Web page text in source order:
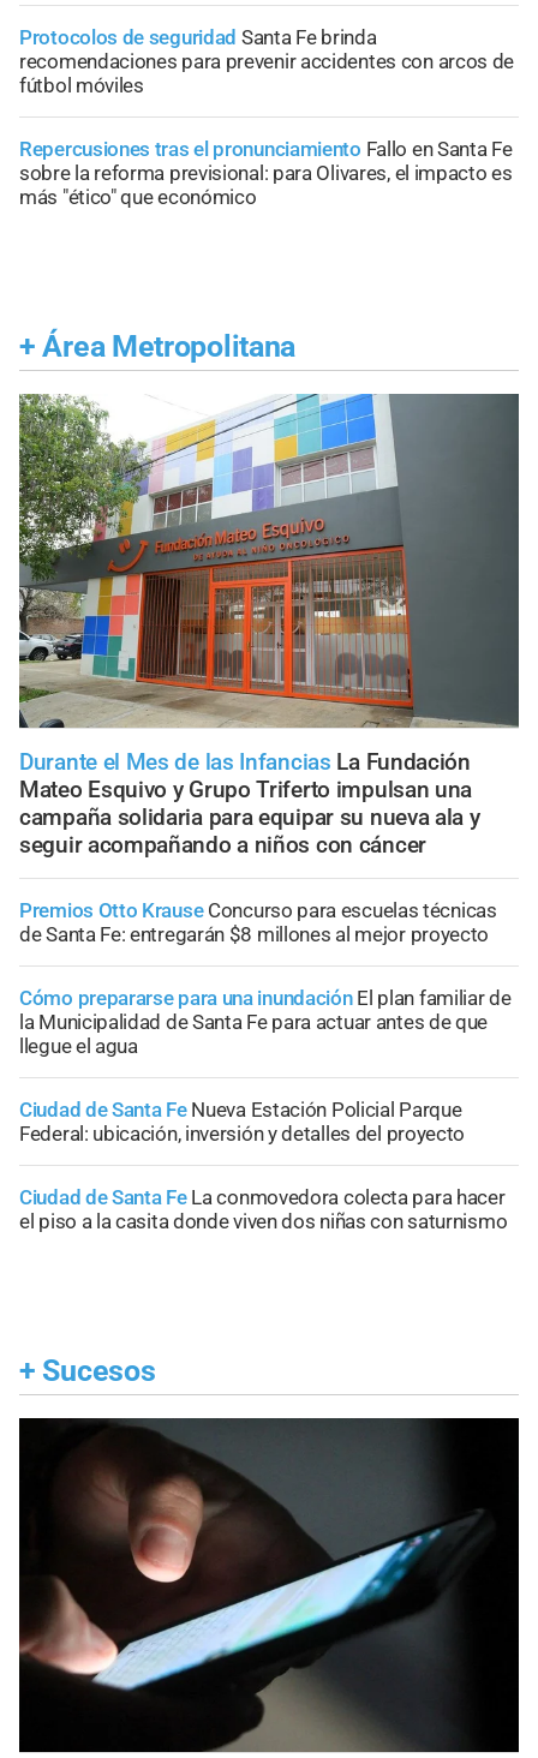
Protocolos de seguridad Santa Fe brinda
recomendaciones para prevenir accidentes con arcos de
fútbol móviles
Repercusiones tras el pronunciamiento Fallo en Santa Fe
sobre la reforma previsional: para Olivares, el impacto es
más "ético" que económico
+ Área Metropolitana
Durante el Mes de las Infancias La Fundación
Mateo Esquivo y Grupo Triferto impulsan una
campaña solidaria para equipar su nueva ala y
seguir acompañando a niños con cáncer
Premios Otto Krause Concurso para escuelas técnicas
de Santa Fe: entregarán $8 millones al mejor proyecto
Cómo prepararse para una inundación El plan familiar de
la Municipalidad de Santa Fe para actuar antes de que
llegue el agua
Ciudad de Santa Fe Nueva Estación Policial Parque
Federal: ubicación, inversión y detalles del proyecto
Ciudad de Santa Fe La conmovedora colecta para hacer
el piso a la casita donde viven dos niñas con saturnismo
+ Sucesos